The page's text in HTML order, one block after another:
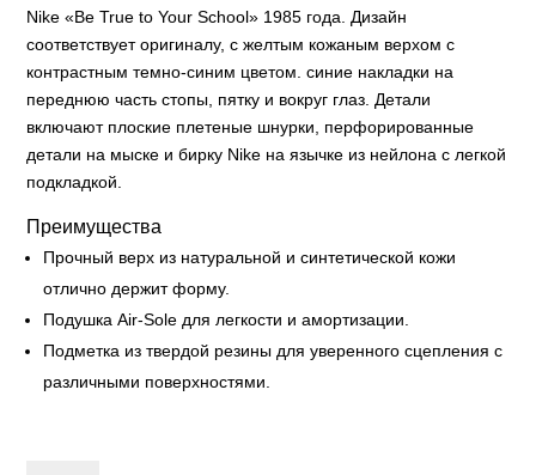
Nike «Be True to Your School» 1985 года. Дизайн
соответствует оригиналу, с желтым кожаным верхом с
контрастным темно-синим цветом. синие накладки на
переднюю часть стопы, пятку и вокруг глаз. Детали
включают плоские плетеные шнурки, перфорированные
детали на мыске и бирку Nike на язычке из нейлона с легкой
подкладкой.
Преимущества
Прочный верх из натуральной и синтетической кожи
отлично держит форму.
Подушка Air-Sole для легкости и амортизации.
Подметка из твердой резины для уверенного сцепления с
различными поверхностями.